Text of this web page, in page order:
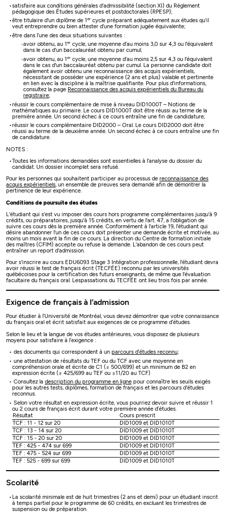
satisfaire aux conditions générales d'admissibilité (section XI) du Règlement
pédagogique des Études supérieures et postdoctorales (RPESP);
être titulaire d'un diplôme de 1 ercycle préparant adéquatement aux études qu'il
veut entreprendre ou bien attester d'une formation jugée équivalente;
être dans l’une des deux situations suivantes :
avoir obtenu, au 1er cycle, une moyenne d'au moins 3,0 sur 4,3 ou l'équivalent
dans le cas d'un baccalauréat obtenu par cumul;
avoir obtenu, au 1er cycle, une moyenne d'au moins 2,5 sur 4,3 ou l'équivalent
dans le cas d'un baccalauréat obtenu par cumul. La personne candidate doit
également avoir obtenu une reconnaissance des acquis expérientiels,
nécessitant de posséder une expérience (2 ans et plus) valable et pertinente
en lien avec la discipline à la maîtrise qualifiante. Pour plus d'informations,
consultez la page Reconnaissance des acquis expérientiels du Bureau du
registraire;
réussir le cours complémentaire de mise à niveau DID1000T – Notions de
mathématiques au primaire. Le cours DID1000T doit être réussi au terme de la
première année. Un second échec à ce cours entraîne une fin de candidature;
réussir le cours complémentaire DID2000 – Oral. Le cours DID2000 doit être
réussi au terme de la deuxième année. Un second échec à ce cours entraîne une fin
de candidature.
NOTES :
Toutes les informations demandées sont essentielles à l'analyse du dossier du
candidat. Un dossier incomplet sera refusé.
Pour les personnes qui souhaitent participer au processus dereconnaissance des
acquis expérientiels, un ensemble de preuves sera demandé afin de démontrer la
pertinence de leur expérience.
Conditions de poursuite des études
L'étudiant qui s'est vu imposer des cours hors programme complémentaires jusqu'à 9
crédits, ou préparatoires, jusqu'à 15 crédits, en vertu de l'art. 47, a l'obligation de
suivre ces cours dès la première année. Conformément à l'article 19, l'étudiant qui
désire abandonner l'un de ces cours doit présenter une demande écrite et motivée, au
moins un mois avant la fin de ce cours. La direction du Centre de formation initiale
des maîtres (CFIM) accepte ou refuse la demande. L'abandon de ces cours peut
entraîner un report d'admission.
Pour s'inscrire au cours EDU6093 Stage 3 Intégration professionnelle, l'étudiant devra
avoir réussi le test de français écrit (TECFÉE) reconnu par les universités
québécoises pour la certification des futurs enseignants, de même que l'évaluation
facultaire du français oral. Lespassations du TECFÉE ont lieu trois fois par année.
Exigence de français à l’admission
Pour étudier à l’Université de Montréal, vous devez démontrer que votre connaissance
du français oral et écrit satisfait aux exigences de ce programme d’études.
Selon le lieu et la langue de vos études antérieures, vous disposez de plusieurs
moyens pour satisfaire à l’exigence :
des documents qui correspondent à un parcours d’études reconnu;
une attestation de résultats du TEF ou du TCF avec une moyenne en
compréhension orale et écrite de C1 (≥ 500/699) et un minimum de B2 en
expression écrite (≥ 425/699 au TEF ou ≥11/20 au TCF)
Consultez la description du programme en lignepour connaître les seuils exigés
pour les autres tests, diplômes, formation de français et les parcours d'études
reconnus.
Selon votre résultat en expression écrite, vous pourriez devoir suivre et réussir 1
ou 2 cours de français écrit durant votre première année d’études.
Résultat
Cours prescrit
TCF : 11 - 12 sur 20
DID1009 et DID1010T
TCF : 13 - 14 sur 20
DID1009 et DID1010T
TCF : 15 - 20 sur 20
DID1009 et DID1010T
TEF : 425 - 474 sur 699
DID1009 et DID1010T
TEF : 475 - 524 sur 699
DID1009 et DID1010T
TEF : 525 - 699 sur 699
DID1009 et DID1010T
Scolarité
La scolarité minimale est de huit trimestres (2 ans et demi) pour un étudiant inscrit
à temps partiel pour le programme de 60 crédits, en excluant les trimestres de
suspension ou de préparation.